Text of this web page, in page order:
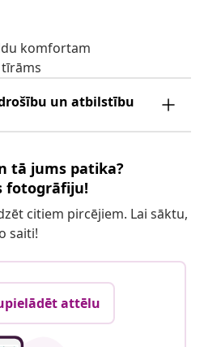
komfortam
un atbilstību
tā jums patika?
fotogrāfiju!
citiem pircējiem. Lai sāktu,
saiti!
attēlu